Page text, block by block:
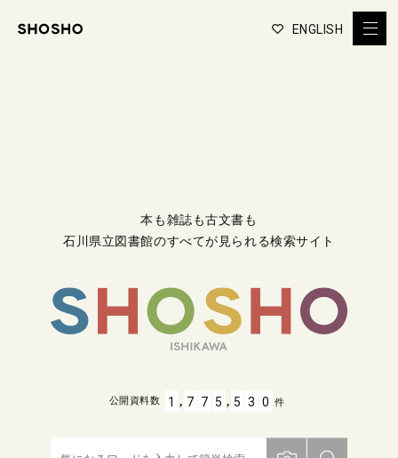
ENGLISH
本も雑誌も古文書も
石川県立図書館のすべてが見られる検索サイト
公開資料数 1 , 7 7 5 , 5 3 0 件